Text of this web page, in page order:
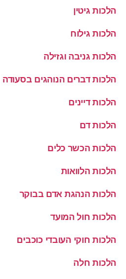
הלכות גיטין
הלכות גילוח
הלכות גניבה וגזילה
הלכות דברים הנוהגים בסעודה
הלכות דיינים
הלכות דם
הלכות הכשר כלים
הלכות הלוואות
הלכות הנהגת אדם בבוקר
הלכות חול המועד
הלכות חוקי העובדי כוכבים
הלכות חלה